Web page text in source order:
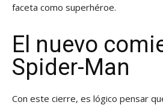
faceta como superhéroe.
El nuevo
Spider-Man
Con este cierre, es lógico pensar